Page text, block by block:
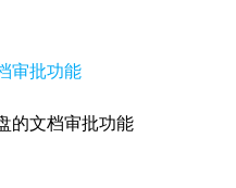
审批功能
的文档审批功能